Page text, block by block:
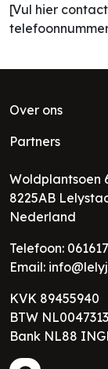
[Vul hier
Over ons
Partners
Woldplantsoen
8225AB
Nederland
Telefoon:
Email:
KVK 89455940
BTW
Bank NL88